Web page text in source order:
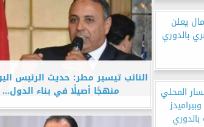
يعلن
بالدوري
المحلي
النائب تيسير مطر: حديث الرئيس
منهجًا أصيلًا في بناء الدول...